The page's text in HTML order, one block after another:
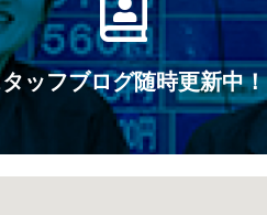
ッフブログ随時更新中！